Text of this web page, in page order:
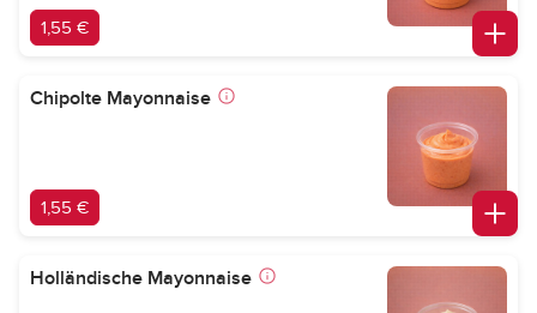
1,55 €
Chipolte Mayonnaise
1,55 €
Holländische Mayonnaise